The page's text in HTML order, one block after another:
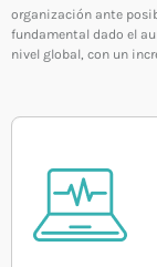
in
3
organización ante
fundamental dado el
nivel global, con un